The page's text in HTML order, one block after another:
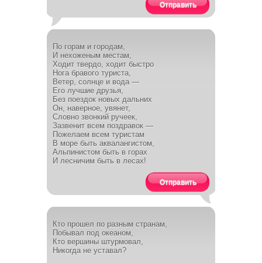
Отправить
По горам и городам,
И нехоженым местам,
Ходит твердо, ходит быстро
Нога бравого туриста,
Ветер, солнце и вода —
Его лучшие друзья,
Без поездок новых дальних
Он, наверное, увянет,
Словно звонкий ручеек,
Зазвенит всем поздравок —
Пожелаем всем туристам
В море быть аквалангистом,
Альпинистом быть в горах
И лесничим быть в лесах!
Отправить
Кто прошел по разным странам,
Побывал под океаном,
Кто вершины штурмовал,
Никогда не уставал?